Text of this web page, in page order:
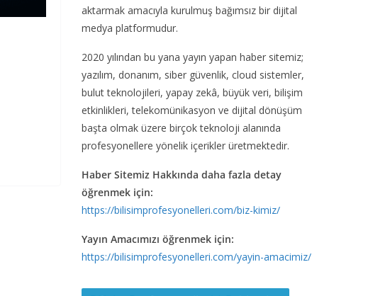
aktarmak amacıyla kurulmuş bağımsız bir dijital
medya platformudur.
2020 yılından bu yana yayın yapan haber sitemiz;
yazılım, donanım, siber güvenlik, cloud sistemler,
bulut teknolojileri, yapay zekâ, büyük veri, bilişim
etkinlikleri, telekomünikasyon ve dijital dönüşüm
başta olmak üzere birçok teknoloji alanında
profesyonellere yönelik içerikler üretmektedir.
Haber Sitemiz Hakkında daha fazla detay
öğrenmek için:
https://bilisimprofesyonelleri.com/biz-kimiz/
Yayın Amacımızı öğrenmek için:
https://bilisimprofesyonelleri.com/yayin-amacimiz/